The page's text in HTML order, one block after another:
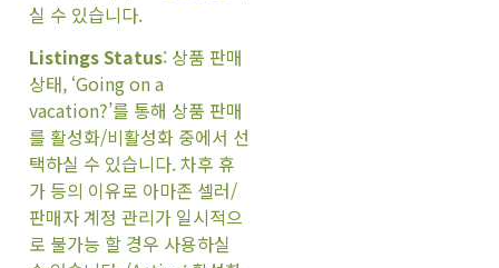
실 수 있습니다.
Listings Status: 상품 판매
상태, ‘Going on a
vacation?’를 통해 상품 판매
를 활성화/비활성화 중에서 선
택하실 수 있습니다. 차후 휴
가 등의 이유로 아마존 셀러/
판매자 계정 관리가 일시적으
로 불가능 할 경우 사용하실